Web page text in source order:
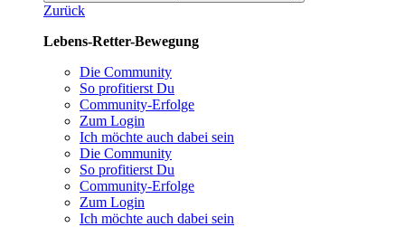
Zurück
Lebens-Retter-Bewegung
Die Community
So profitierst Du
Community-Erfolge
Zum Login
Ich möchte auch dabei sein
Die Community
So profitierst Du
Community-Erfolge
Zum Login
Ich möchte auch dabei sein